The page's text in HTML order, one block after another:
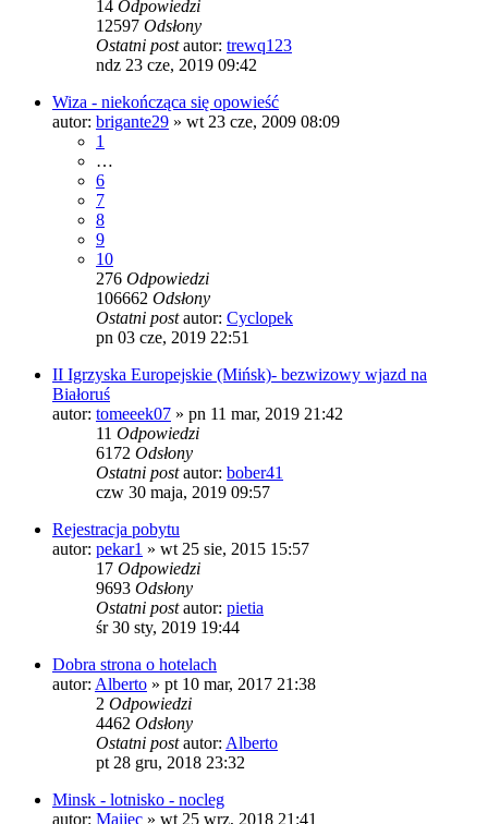
14 Odpowiedzi
12597 Odsłony
Ostatni postautor: trewq123
ndz 23 cze, 2019 09:42
Wiza - niekończąca się opowieść
autor: brigante29 » wt 23 cze, 2009 08:09
1
…
6
7
8
9
10
276 Odpowiedzi
106662 Odsłony
Ostatni postautor: Cyclopek
pn 03 cze, 2019 22:51
II Igrzyska Europejskie (Mińsk)- bezwizowy wjazd na
Białoruś
autor: tomeeek07 » pn 11 mar, 2019 21:42
11 Odpowiedzi
6172 Odsłony
Ostatni postautor: bober41
czw 30 maja, 2019 09:57
Rejestracja pobytu
autor: pekar1 » wt 25 sie, 2015 15:57
17 Odpowiedzi
9693 Odsłony
Ostatni postautor: pietia
śr 30 sty, 2019 19:44
Dobra strona o hotelach
autor: Alberto » pt 10 mar, 2017 21:38
2 Odpowiedzi
4462 Odsłony
Ostatni postautor: Alberto
pt 28 gru, 2018 23:32
Minsk - lotnisko - nocleg
autor: Maijec » wt 25 wrz, 2018 21:41